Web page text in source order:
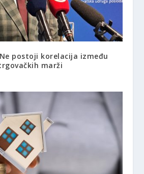
postoji korelacija između
marži